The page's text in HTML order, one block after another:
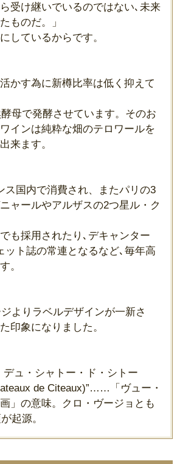
ら受け継いでいるのではない､未来
ものだ。」
しているからです。
かす為に新樽比率は低く抑えて
母で発酵させています。そのお
インは純粋な畑のテロワールを
出来ます。
ス国内で消費され、またパリの3
ャールやアルザスの2つ星ル・ク
も採用されたり､デキャンター
ット誌の常連となるなど､毎年高
す。
よりラベルデザインが一新さ
印象になりました。
ュ・シャトー・ド・シトー
de Citeaux)”……「ヴュー・
」の意味。クロ・ヴージョとも
起源。